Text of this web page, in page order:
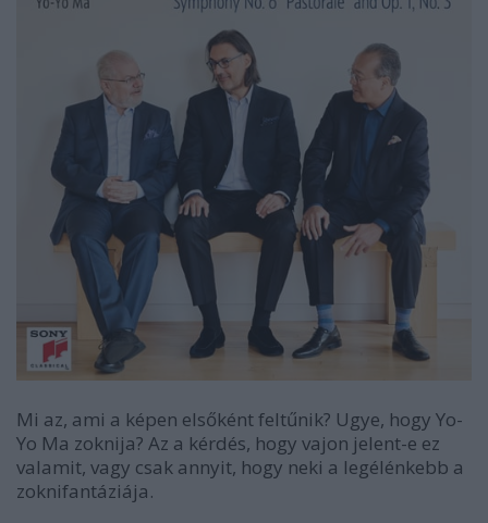
Mi az, ami a képen elsőként feltűnik? Ugye, hogy Yo-
Yo Ma zoknija? Az a kérdés, hogy vajon jelent-e ez
valamit, vagy csak annyit, hogy neki a legélénkebb a
zoknifantáziája.